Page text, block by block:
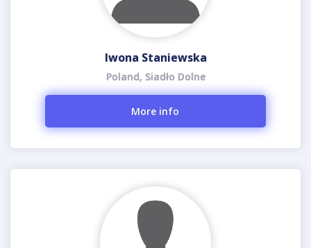
Iwona Staniewska
Poland, Siadło Dolne
More info